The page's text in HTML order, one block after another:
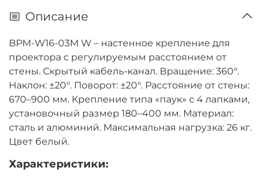
Описание
BPM-W16-03M W – настенное крепление для
проектора c регулируемым расстоянием от
стены. Скрытый кабель-канал. Вращение: 360°.
Наклон: ±20°. Поворот: ±20°. Расстояние от стены:
670–900 мм. Крепление типа «паук» с 4 лапками,
установочный размер 180–400 мм. Материал:
сталь и алюминий. Максимальная нагрузка: 26 кг.
Цвет белый.
Характеристики: